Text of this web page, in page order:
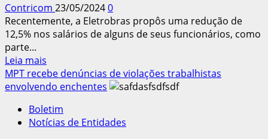
sindical
Contricom 23/05/20240
Recentemente, a Eletrobras propôs uma redução de
12,5% nos salários de alguns de seus funcionários, como
parte...
Leia mais
mais
sobre
da
redução
MPT recebe denúncias de violações trabalhistas
envolvendo enchentes
Boletim
Notícias de Entidades